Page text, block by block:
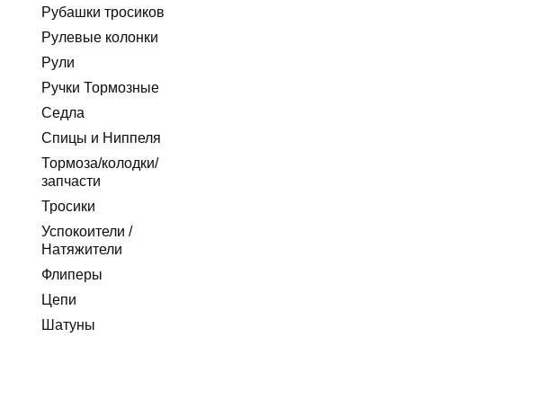
Рубашки тросиков
Рулевые колонки
Рули
Ручки Тормозные
Седла
Спицы и Ниппеля
Тормоза/колодки/
запчасти
Тросики
Успокоители /
Натяжители
Флиперы
Цепи
Шатуны